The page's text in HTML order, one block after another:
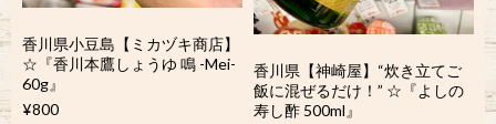
香川県小豆島【ミカヅキ商店】
☆『香川本鷹しょうゆ 鳴 -Mei-
60g』
¥800
香川県【神崎屋】“炊き立てご
飯に混ぜるだけ！” ☆『よしの
寿し酢 500ml』